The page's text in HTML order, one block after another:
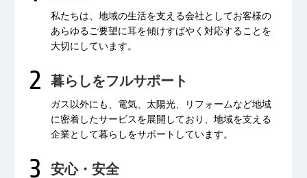
私たちは、地域の生活を支える会社としてお客様の
あらゆるご要望に耳を傾けすばやく対応することを
大切にしています。
暮らしをフルサポート
ガス以外にも、電気、太陽光、リフォームなど地域
に密着したサービスを展開しており、地域を支える
企業として暮らしをサポートしています。
安心・安全